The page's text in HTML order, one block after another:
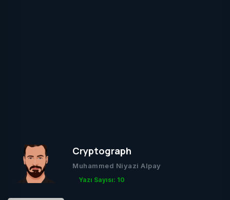
Cryptograph
Muhammed Niyazi Alpay
Yazı Sayısı: 10